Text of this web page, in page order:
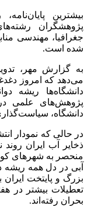
بیشترین
پژوهشگران
جغرافیا، مهندسی
شده است.
به گزارش مهر،
می‌دهد که امروز
دانشگاه‌ها ریشه
پژوهش‌های علمی در
دانشگاه،
در حالی که نمودار
ذخایر آب ایران
منحصر به شهرهای
بزرگ و پایتخت
تعطیلات بیشتر در
بحران رفته‌اند.